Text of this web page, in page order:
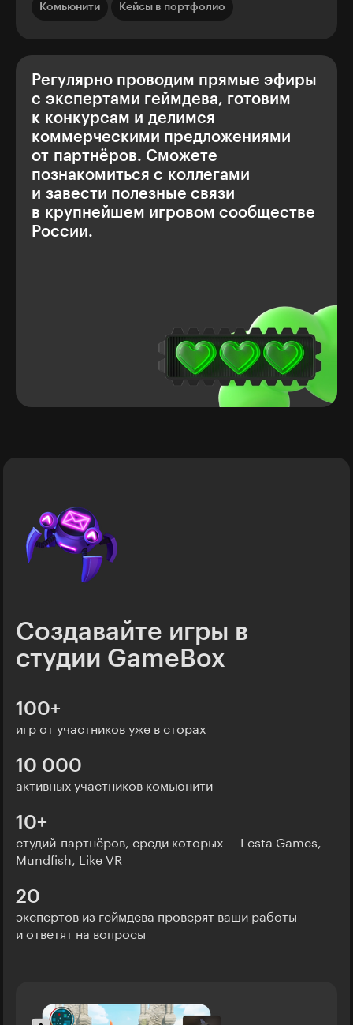
Комьюнити Кейсы в портфолио
Регулярно проводим прямые эфиры
с экспертами геймдева, готовим
к конкурсам и делимся
коммерческими предложениями
от партнёров. Сможете
познакомиться с коллегами
и завести полезные связи
в крупнейшем игровом сообществе
России.
Создавайте игры в
студии GameBox
100+
игр от участников уже в сторах
10 000
активных участников комьюнити
10+
студий-партнёров, среди которых — Lesta Games,
Mundfish, Like VR
20
экспертов из геймдева проверят ваши работы
и ответят на вопросы